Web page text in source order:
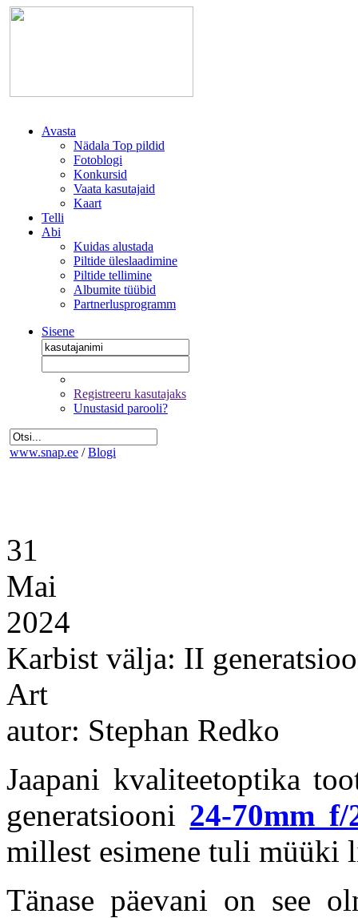
Avasta
Nädala Top pildid
Fotoblogi
Konkursid
Vaata kasutajaid
Kaart
Telli
Abi
Kuidas alustada
Piltide üleslaadimine
Piltide tellimine
Albumite tüübid
Partnerlusprogramm
Sisene
Registreeru kasutajaks
Unustasid parooli?
www.snap.ee / Blogi
31
Mai
2024
Karbist välja: II
Art
autor: Stephan Redko
Jaapani kvaliteetoptika
generatsiooni 24-70mm
millest esimene tuli müüki
Tänase päevani on see